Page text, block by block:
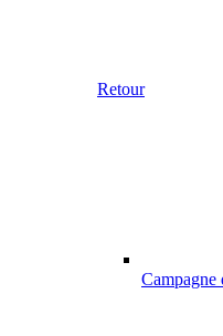
Retour
Campagne